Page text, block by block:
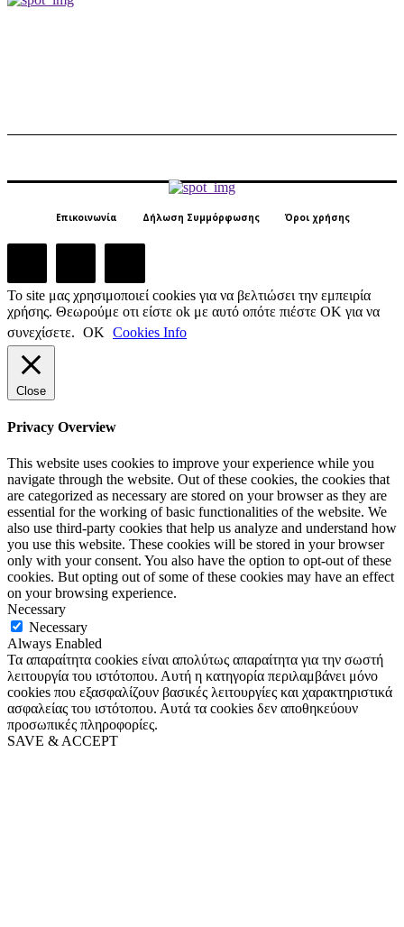
Επικοινωνία Δήλωση Συμμόρφωσης Όροι χρήσης
Το site μας χρησιμοποιεί cookies για να βελτιώσει την εμπειρία
χρήσης. Θεωρούμε οτι είστε ok με αυτό οπότε πιέστε ΟΚ για να
συνεχίσετε. ΟΚ Cookies Info
Close
Privacy Overview
This website uses cookies to improve your experience while you
navigate through the website. Out of these cookies, the cookies that
are categorized as necessary are stored on your browser as they are
essential for the working of basic functionalities of the website. We
also use third-party cookies that help us analyze and understand how
you use this website. These cookies will be stored in your browser
only with your consent. You also have the option to opt-out of these
cookies. But opting out of some of these cookies may have an effect
on your browsing experience.
Necessary
Necessary
Always Enabled
Τα απαραίτητα cookies είναι απολύτως απαραίτητα για την σωστή
λειτουργία του ιστότοπου. Αυτή η κατηγορία περιλαμβάνει μόνο
cookies που εξασφαλίζουν βασικές λειτουργίες και χαρακτηριστικά
ασφαλείας του ιστότοπου. Αυτά τα cookies δεν αποθηκεύουν
προσωπικές πληροφορίες.
SAVE & ACCEPT